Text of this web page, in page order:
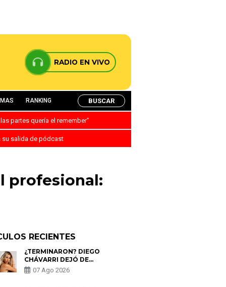
RADIO EN VIVO
RANKING BUSCAR
partes quería el remember”
su salida de pódcast
profesional:
RECIENTES
¿TERMINARON? DIEGO
CHÁVARRI DEJÓ DE
SEGUIR A GABRIELA
HERRERA Y ANUNCIA SU
07 Ago 2026